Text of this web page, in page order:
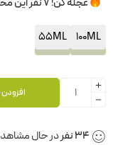
100ML
55ML
34نفردر حال